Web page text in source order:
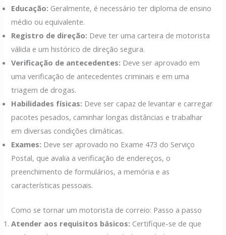
Educação: Geralmente, é necessário ter diploma de ensino
médio ou equivalente.
Registro de direção: Deve ter uma carteira de motorista
válida e um histórico de direção segura.
Verificação de antecedentes: Deve ser aprovado em
uma verificação de antecedentes criminais e em uma
triagem de drogas.
Habilidades físicas: Deve ser capaz de levantar e carregar
pacotes pesados, caminhar longas distâncias e trabalhar
em diversas condições climáticas.
Exames: Deve ser aprovado no Exame 473 do Serviço
Postal, que avalia a verificação de endereços, o
preenchimento de formulários, a memória e as
características pessoais.
Como se tornar um motorista de correio: Passo a passo
Atender aos requisitos básicos: Certifique-se de que